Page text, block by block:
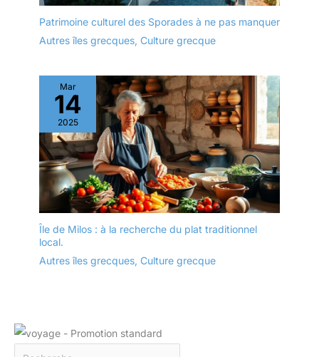
Patrimoine culturel des Sporades à ne pas manquer
Autres îles grecques, Culture grecque
Mar
14
2025
Île de Milos : à la recherche du plat traditionnel
local.
Autres îles grecques, Culture grecque